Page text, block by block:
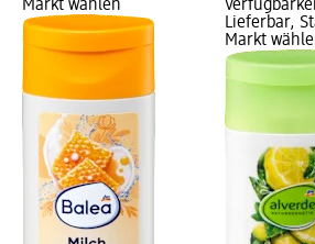
Markt wählen
Lieferbar,
Markt